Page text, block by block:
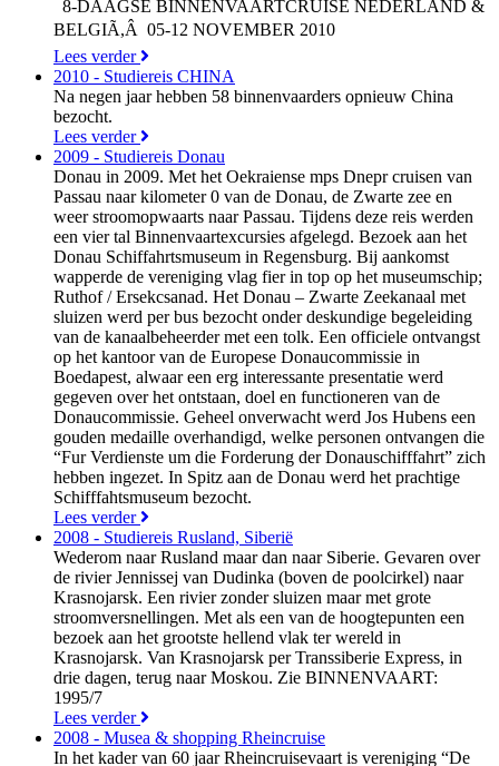
8-DAAGSE BINNENVAARTCRUISE NEDERLAND &
BELGIÃ,Â 05-12 NOVEMBER 2010
Lees verder
2010 - Studiereis CHINA
Na negen jaar hebben 58 binnenvaarders opnieuw China
bezocht.
Lees verder
2009 - Studiereis Donau
Donau in 2009. Met het Oekraiense mps Dnepr cruisen van
Passau naar kilometer 0 van de Donau, de Zwarte zee en
weer stroomopwaarts naar Passau. Tijdens deze reis werden
een vier tal Binnenvaartexcursies afgelegd. Bezoek aan het
Donau Schiffahrtsmuseum in Regensburg. Bij aankomst
wapperde de vereniging vlag fier in top op het museumschip;
Ruthof / Ersekcsanad. Het Donau – Zwarte Zeekanaal met
sluizen werd per bus bezocht onder deskundige begeleiding
van de kanaalbeheerder met een tolk. Een officiele ontvangst
op het kantoor van de Europese Donaucommissie in
Boedapest, alwaar een erg interessante presentatie werd
gegeven over het ontstaan, doel en functioneren van de
Donaucommissie. Geheel onverwacht werd Jos Hubens een
gouden medaille overhandigd, welke personen ontvangen die
“Fur Verdienste um die Forderung der Donauschifffahrt” zich
hebben ingezet. In Spitz aan de Donau werd het prachtige
Schifffahtsmuseum bezocht.
Lees verder
2008 - Studiereis Rusland, Siberië
Wederom naar Rusland maar dan naar Siberie. Gevaren over
de rivier Jennissej van Dudinka (boven de poolcirkel) naar
Krasnojarsk. Een rivier zonder sluizen maar met grote
stroomversnellingen. Met als een van de hoogtepunten een
bezoek aan het grootste hellend vlak ter wereld in
Krasnojarsk. Van Krasnojarsk per Transsiberie Express, in
drie dagen, terug naar Moskou. Zie BINNENVAART:
1995/7
Lees verder
2008 - Musea & shopping Rheincruise
In het kader van 60 jaar Rheincruisevaart is vereniging “De